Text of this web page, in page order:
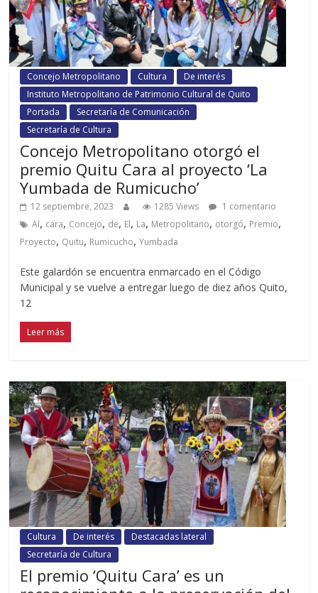
Concejo Metropolitano Cultura
De interés
Instituto Metropolitano de Patrimonio Cultural de Quito
Portada
Secretaría de Comunicación
Secretaría de Cultura
Concejo Metropolitano otorgó el
premio Quitu Cara al proyecto ‘La
Yumbada de Rumicucho’
12 septiembre, 2023 1285 Views
1 comentario
Al, cara, Concejo, de, El, La, Metropolitano, otorgó, Premio,
Proyecto, Quitu, Rumicucho,Yumbada
Este galardón se encuentra enmarcado en el Código
Municipal y se vuelve a entregar luego de diez años Quito,
12
Leer más
Cultura De interés
Destacadas lateral
Secretaría de Cultura
El premio ‘Quitu Cara’ es un